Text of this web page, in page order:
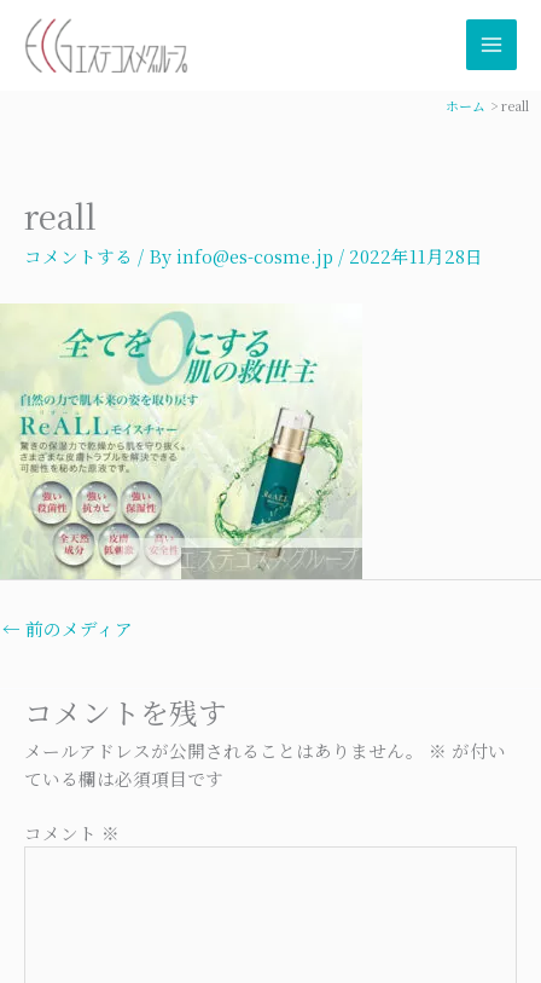
ホーム reall
reall
コメントする / Byinfo@es-cosme.jp / 2022年11月28日
← 前のメディア
コメントを残す
メールアドレスが公開されることはありません。 ※ が付い
ている欄は必須項目です
コメント ※